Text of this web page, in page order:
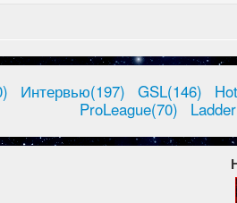
Интервью(197) GSL(146)
ProLeague(70)